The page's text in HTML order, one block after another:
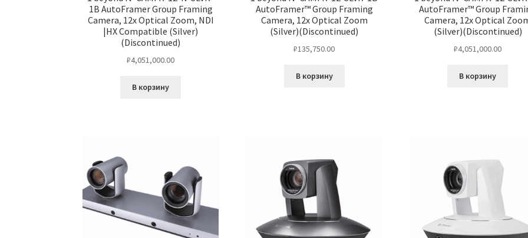
1B AutoFramer Group Framing
Camera, 12x Optical Zoom, NDI
|HX Compatible (Silver)
(Discontinued)
₽4,051,000.00
В корзину
AutoFramer™ Group Framing
Camera, 12x Optical Zoom
(Silver)(Discontinued)
₽135,750.00
В корзину
AutoFramer™ Group
Camera, 12x Optical
(Silver)(Discontinued)
₽4,051,000.00
В корзину